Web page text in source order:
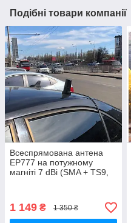
Подібні товари компанії
Всеспрямована антена
EP777 на потужному
магніті 7 dBi (SMA + TS9,
1 149 ₴ 1 350 ₴